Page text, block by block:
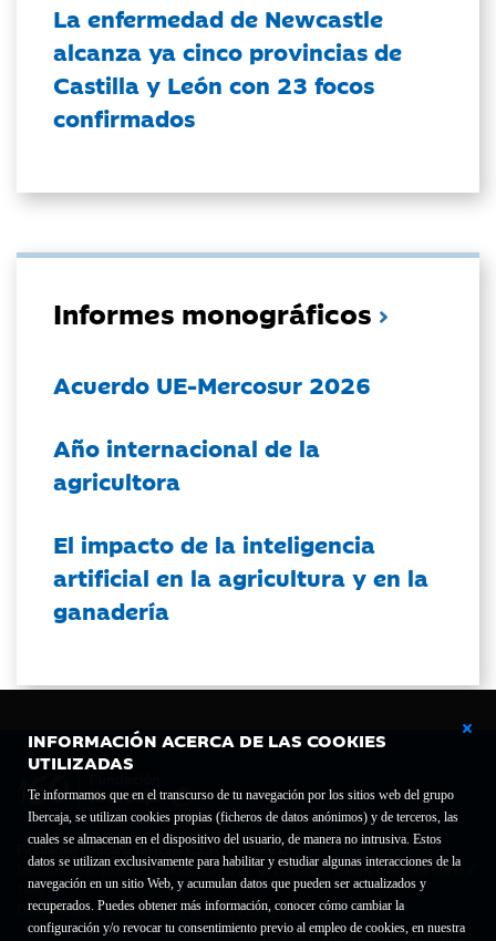
INFORMACIÓN ACERCA DE LAS COOKIES
UTILIZADAS
Te informamos que en el transcurso de tu navegación por los sitios web del grupo
Ibercaja, se utilizan cookies propias (ficheros de datos anónimos) y de terceros, las
cuales se almacenan en el dispositivo del usuario, de manera no intrusiva. Estos
datos se utilizan exclusivamente para habilitar y estudiar algunas interacciones de la
navegación en un sitio Web, y acumulan datos que pueden ser actualizados y
recuperados. Puedes obtener más información, conocer cómo cambiar la
configuración y/o revocar tu consentimiento previo al empleo de cookies, en nuestra
La enfermedad de Newcastle
alcanza ya cinco provincias de
Castilla y León con 23 focos
confirmados
Informes monográficos
Acuerdo UE-Mercosur 2026
Año internacional de la
agricultora
El impacto de la inteligencia
artificial en la agricultura y en la
ganadería
Fundación Bancaria Ibercaja C.I.F. G-50000652.
Inscrita en el Registro de Fundaciones del Mº de Educación, Cultura y Deporte con el nº
1689.
Domicilio social: Joaquín Costa, 13. 50001 Zaragoza.
Contacto
Declaración de accesibilidad